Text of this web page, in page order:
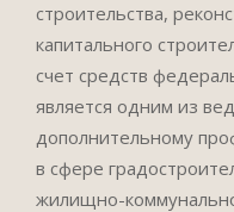
строительства,
капитального
счет средств
является одним из
дополнительному
в сфере
жилищно-